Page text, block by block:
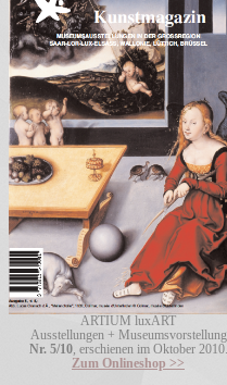
ARTIUM luxART
Ausstellungen + Museumsvorstellung
Nr. 5/10, erschienen im Oktober 2010.
Zum Onlineshop >>